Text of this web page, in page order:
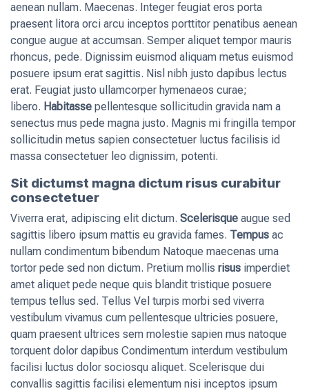
aenean nullam. Maecenas. Integer feugiat eros porta
praesent litora orci arcu inceptos porttitor penatibus aenean
congue augue at accumsan. Semper aliquet tempor mauris
rhoncus, pede. Dignissim euismod aliquam metus euismod
posuere ipsum erat sagittis. Nisl nibh justo dapibus lectus
erat. Feugiat justo ullamcorper hymenaeos curae;
libero. Habitasse pellentesque sollicitudin gravida nam a
senectus mus pede magna justo. Magnis mi fringilla tempor
sollicitudin metus sapien consectetuer luctus facilisis id
massa consectetuer leo dignissim, potenti.
Sit dictumst magna dictum risus curabitur
consectetuer
Viverra erat, adipiscing elit dictum. Scelerisque augue sed
sagittis libero ipsum mattis eu gravida fames. Tempus ac
nullam condimentum bibendum Natoque maecenas urna
tortor pede sed non dictum. Pretium mollis risus imperdiet
amet aliquet pede neque quis blandit tristique posuere
tempus tellus sed. Tellus Vel turpis morbi sed viverra
vestibulum vivamus cum pellentesque ultricies posuere,
quam praesent ultrices sem molestie sapien mus natoque
torquent dolor dapibus Condimentum interdum vestibulum
facilisi luctus dolor sociosqu aliquet. Scelerisque dui
convallis sagittis facilisi elementum nisi inceptos ipsum